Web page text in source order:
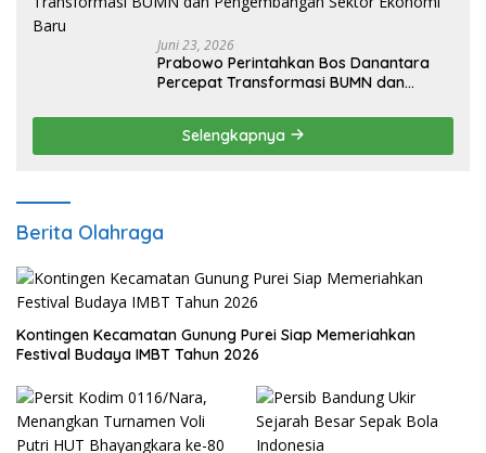
Juni 23, 2026
Prabowo Perintahkan Bos Danantara
Percepat Transformasi BUMN dan
Selengkapnya
Berita Olahraga
Kontingen Kecamatan Gunung Purei Siap Memeriahkan
Festival Budaya IMBT Tahun 2026